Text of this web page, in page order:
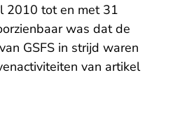
2010 tot en met 31
was dat de
GSFS in strijd waren
van artikel